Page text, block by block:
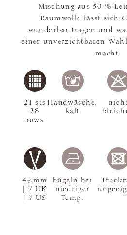
Mischung aus 50 %
Baumwolle lässt sich
wunderbar tragen und
einer unverzichtbaren
macht.
4½mm
| 7 UK
| 7 US
21 sts
28
rows
Handwäsche,
kalt
nicht
bügeln bei
niedriger
Temp.